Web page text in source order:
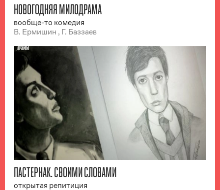
НОВОГОДНЯЯ МИЛОДРАМА
вообще-то комедия
В. Ермишин , Г. Баззаев
ПАСТЕРНАК. СВОИМИ СЛОВАМИ
открытая репитиция